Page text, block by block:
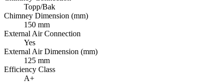
Topp/Bak
Chimney Dimension (mm)
150 mm
External Air Connection
Yes
External Air Dimension (mm)
125 mm
Efficiency Class
A+